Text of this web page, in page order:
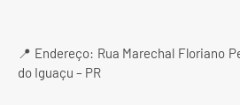
📍 Endereço: Rua Marechal Floriano
do Iguaçu – PR